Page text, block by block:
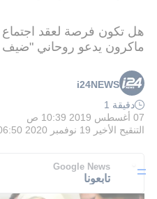
هل تكون فرصة لعقد
ماكرون يدعو روحاني
i24NEWS
دقيقة 1
07 أغسطس 2019 10:39 ص
التنقيح الأخير 19 نوفمبر 2020 06:50 م
Google News
تابعونا